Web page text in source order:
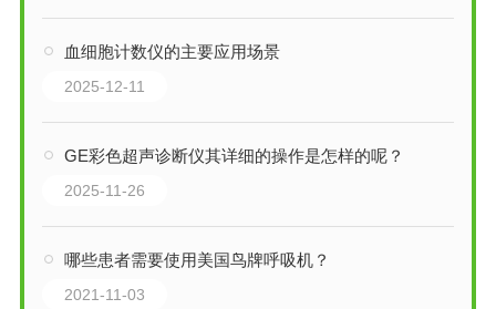
血细胞计数仪的主要应用场景
2025-12-11
GE彩色超声诊断仪其详细的操作是怎样的呢？
2025-11-26
哪些患者需要使用美国鸟牌呼吸机？
2021-11-03